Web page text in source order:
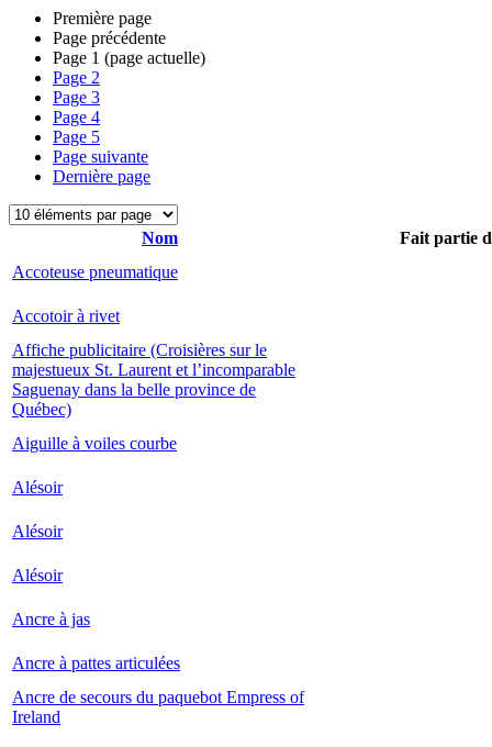
Première page
Page précédente
Page 1 (page actuelle)
Page 2
Page 3
Page 4
Page 5
Page suivante
Dernière page
Nom
Fait partie
Accoteuse pneumatique
Accotoir à rivet
Affiche publicitaire (Croisières sur le
majestueux St. Laurent et l’incomparable
Saguenay dans la belle province de
Québec)
Aiguille à voiles courbe
Alésoir
Alésoir
Alésoir
Ancre à jas
Ancre à pattes articulées
Ancre de secours du paquebot Empress of
Ireland